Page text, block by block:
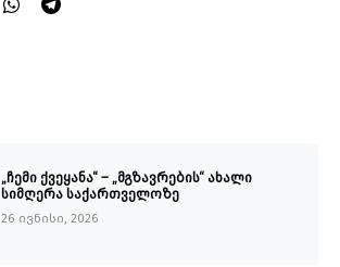
„ჩემი ქვეყანა“ – „მგზავრების“ ახალი
სიმღერა საქართველოზე
26 ივნისი, 2026